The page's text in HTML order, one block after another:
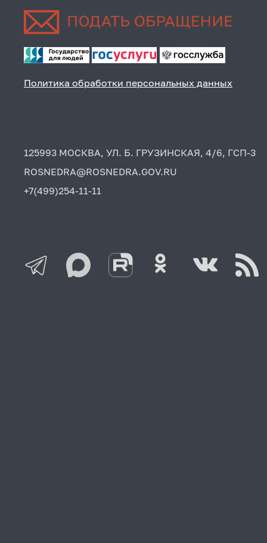
Политика обработки персональных данных
125993 МОСКВА, УЛ. Б. ГРУЗИНСКАЯ, 4/6, ГСП-3
ROSNEDRA@ROSNEDRA.GOV.RU
+7(499)254-11-11